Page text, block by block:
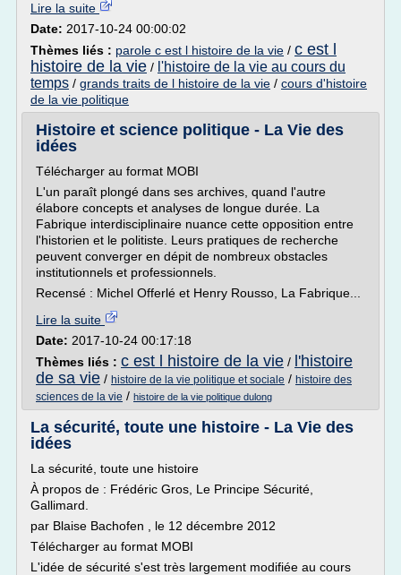
Lire la suite
Date: 2017-10-24 00:00:02
Thèmes liés : parole c est l histoire de la vie / c est l
histoire de la vie / l'histoire de la vie au cours du
temps / grands traits de l histoire de la vie / cours d'histoire
de la vie politique
Histoire et science politique - La Vie des
idées
Télécharger au format MOBI
L'un paraît plongé dans ses archives, quand l'autre
élabore concepts et analyses de longue durée. La
Fabrique interdisciplinaire nuance cette opposition entre
l'historien et le politiste. Leurs pratiques de recherche
peuvent converger en dépit de nombreux obstacles
institutionnels et professionnels.
Recensé : Michel Offerlé et Henry Rousso, La Fabrique...
Lire la suite
Date: 2017-10-24 00:17:18
Thèmes liés : c est l histoire de la vie / l'histoire
de sa vie / histoire de la vie politique et sociale / histoire des
sciences de la vie / histoire de la vie politique dulong
La sécurité, toute une histoire - La Vie des
idées
La sécurité, toute une histoire
À propos de : Frédéric Gros, Le Principe Sécurité,
Gallimard.
par Blaise Bachofen , le 12 décembre 2012
Télécharger au format MOBI
L'idée de sécurité s'est très largement modifiée au cours